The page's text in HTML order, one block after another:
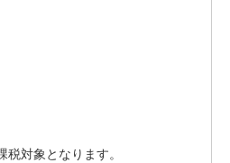
対象となります。